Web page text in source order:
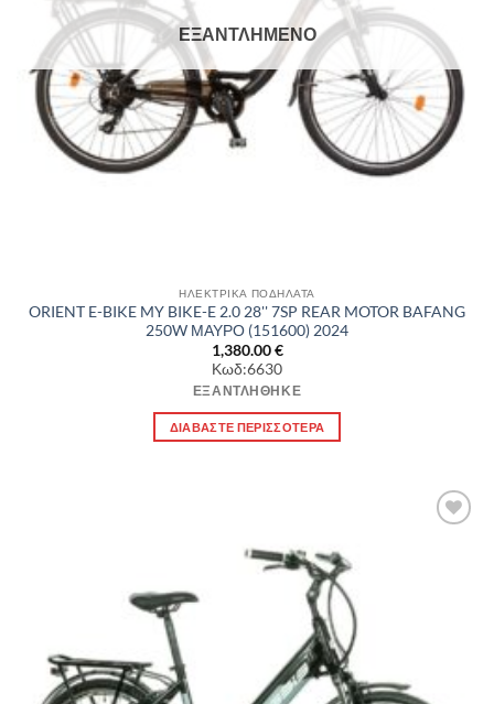
ΕΞΑΝΤΛΗΜΈΝΟ
ΗΛΕΚΤΡΙΚΑ ΠΟΔΗΛΑΤΑ
ORIENT E-BIKE MY BIKE-E 2.0 28'' 7SP REAR MOTOR BAFANG
250W ΜΑΥΡΟ (151600) 2024
1,380.00€
Κωδ:6630
ΕΞΑΝΤΛΉΘΗΚΕ
ΔΙΑΒΆΣΤΕ ΠΕΡΙΣΣΌΤΕΡΑ